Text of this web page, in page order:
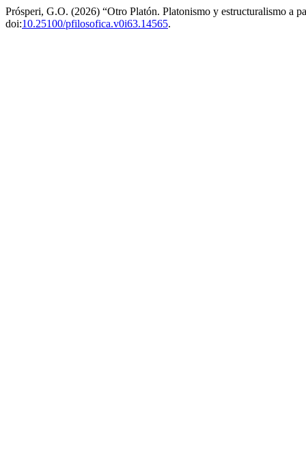
Prósperi, G.O. (2026) “Otro Platón. Platonismo y estructuralismo a
doi:10.25100/pfilosofica.v0i63.14565.